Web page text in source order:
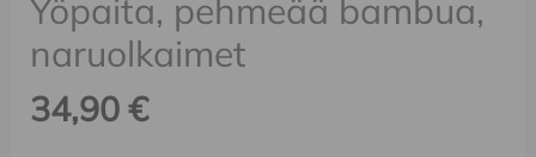
Yöpaita, pehmeää bambua,
naruolkaimet
34,90€